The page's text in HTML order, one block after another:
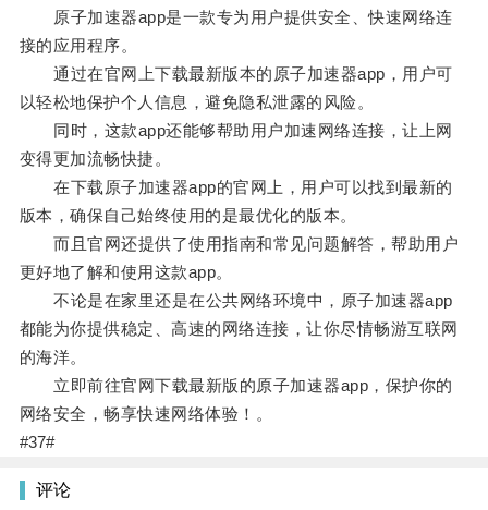
原子加速器app是一款专为用户提供安全、快速网络连
接的应用程序。
通过在官网上下载最新版本的原子加速器app，用户可
以轻松地保护个人信息，避免隐私泄露的风险。
同时，这款app还能够帮助用户加速网络连接，让上网
变得更加流畅快捷。
在下载原子加速器app的官网上，用户可以找到最新的
版本，确保自己始终使用的是最优化的版本。
而且官网还提供了使用指南和常见问题解答，帮助用户
更好地了解和使用这款app。
不论是在家里还是在公共网络环境中，原子加速器app
都能为你提供稳定、高速的网络连接，让你尽情畅游互联网
的海洋。
立即前往官网下载最新版的原子加速器app，保护你的
网络安全，畅享快速网络体验！。
#37#
评论